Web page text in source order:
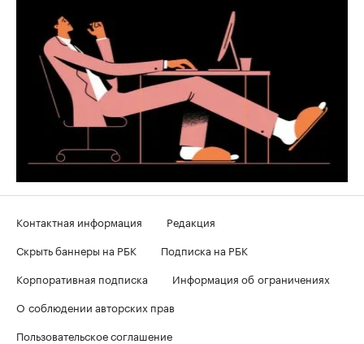
Контактная информация
Редакция
Скрыть баннеры на РБК
Подписка на РБК
Корпоративная подписка
Информация об ограничениях
О соблюдении авторских прав
Пользовательское соглашение